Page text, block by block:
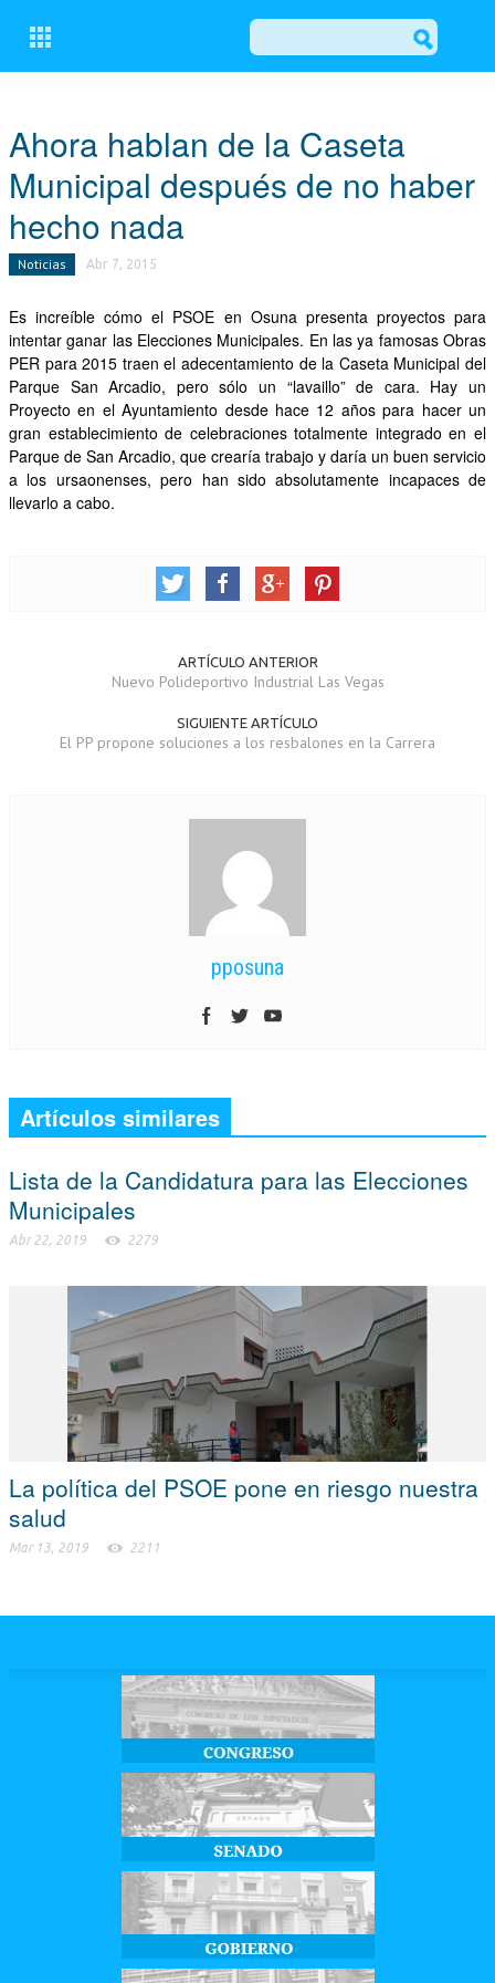
CONÓCENOS
COMITÉ EJECUTIVO LOCAL DEL PP DE OSUNA
GRUPO MUNICIPAL POPULAR
ACTUALIDAD
NOTICIAS
EL BALCÓN
MOCIONES
ESCRITOS
Ahora hablan de la Caseta
Municipal después de no haber
hecho nada
Noticias Abr 7, 2015
Es increíble cómo el PSOE en Osuna presenta proyectos para
intentar ganar las Elecciones Municipales. En las ya famosas Obras
PER para 2015 traen el adecentamiento de la Caseta Municipal del
Parque San Arcadio, pero sólo un “lavaillo” de cara. Hay un
Proyecto en el Ayuntamiento desde hace 12 años para hacer un
gran establecimiento de celebraciones totalmente integrado en el
Parque de San Arcadio, que crearía trabajo y daría un buen servicio
a los ursaonenses, pero han sido absolutamente incapaces de
llevarlo a cabo.
ARTÍCULO ANTERIOR
Nuevo Polideportivo Industrial Las Vegas
SIGUIENTE ARTÍCULO
El PP propone soluciones a los resbalones en la Carrera
pposuna
Artículos similares
Lista de la Candidatura para las Elecciones
Municipales
Abr 22, 2019 2279
La política del PSOE pone en riesgo nuestra
salud
Mar 13, 2019 2211